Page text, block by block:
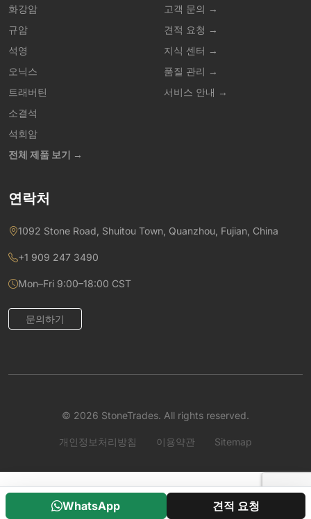
WhatsApp 견적 요청
화강암
규암
석영
오닉스
트래버틴
소결석
석회암
전체 제품 보기 →
고객 문의 →
견적 요청 →
지식 센터 →
품질 관리 →
서비스 안내 →
연락처
1092 Stone Road, Shuitou Town, Quanzhou, Fujian, China
+1 909 247 3490
Mon–Fri 9:00–18:00 CST
문의하기
© 2026 StoneTrades. All rights reserved.
개인정보처리방침 이용약관 Sitemap